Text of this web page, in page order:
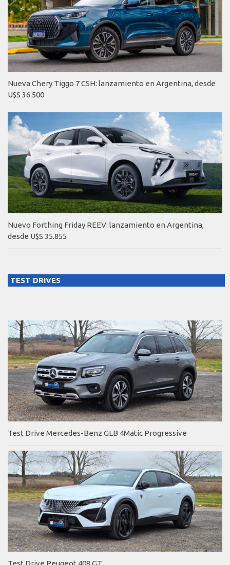
Nueva Chery Tiggo 7 CSH: lanzamiento en Argentina, desde
U$S 36.500
Nuevo Forthing Friday REEV: lanzamiento en Argentina,
desde U$S 35.855
TEST DRIVES
Test Drive Mercedes-Benz GLB 4Matic Progressive